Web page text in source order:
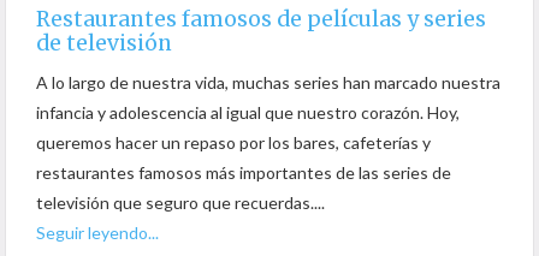
Restaurantes famosos de películas y series
de televisión
A lo largo de nuestra vida, muchas series han marcado nuestra
infancia y adolescencia al igual que nuestro corazón. Hoy,
queremos hacer un repaso por los bares, cafeterías y
restaurantes famosos más importantes de las series de
televisión que seguro que recuerdas....
Seguir leyendo...